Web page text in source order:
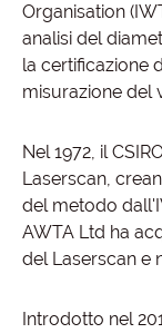
Organisation
analisi del
la certificazione
misurazione del
Nel 1972, il
Laserscan,
del metodo
AWTA Ltd ha
del Laserscan e
Introdotto nel